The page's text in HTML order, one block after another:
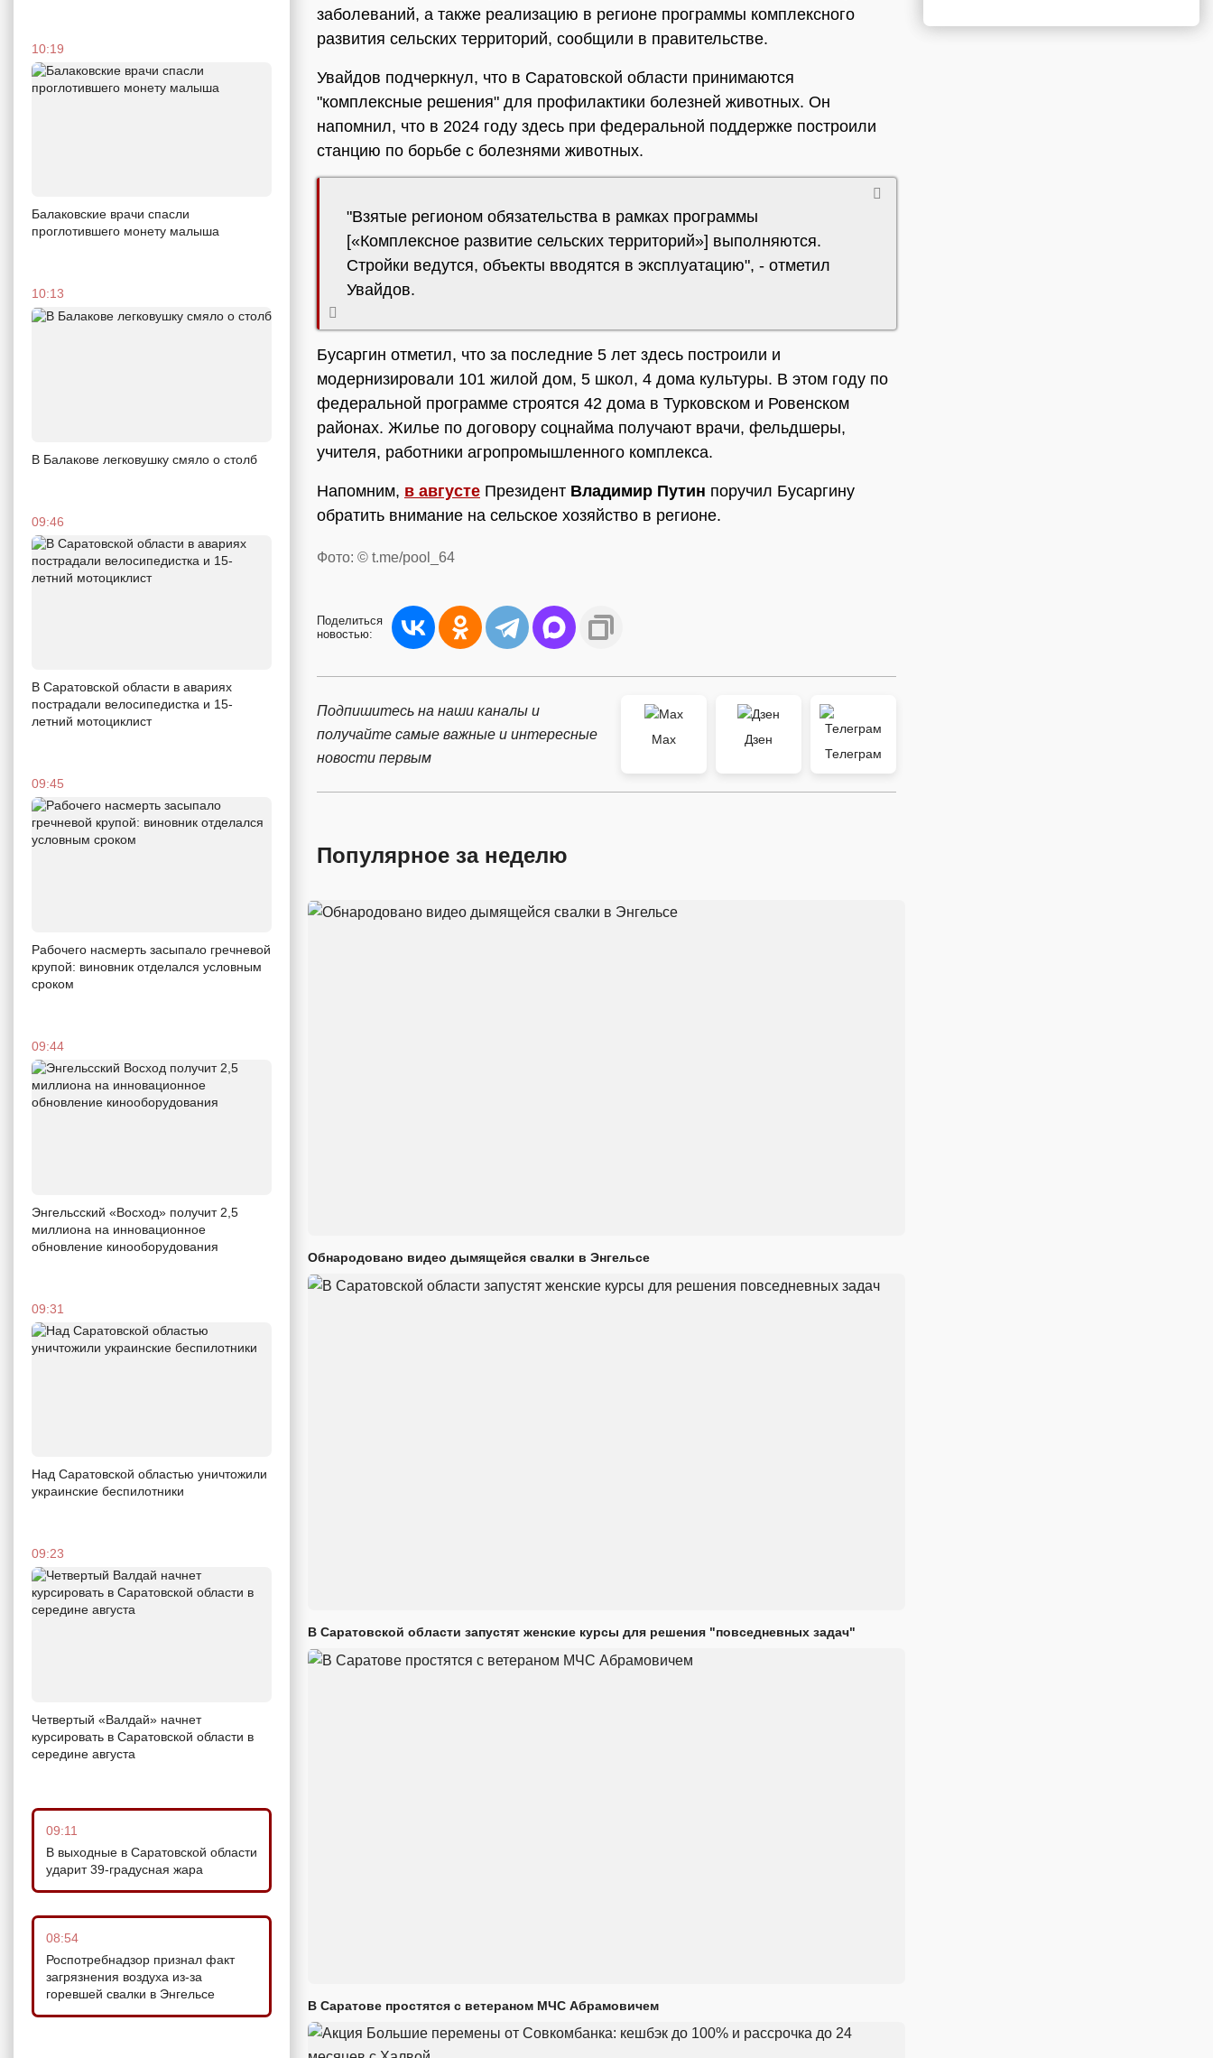
10:19
Балаковские врачи спасли
проглотившего монету малыша
10:13
В Балакове легковушку смяло о столб
09:46
В Саратовской области в авариях
пострадали велосипедистка и 15-
летний мотоциклист
09:45
Рабочего насмерть засыпало гречневой
крупой: виновник отделался условным
сроком
09:44
Энгельсский «Восход» получит 2,5
миллиона на инновационное
обновление кинооборудования
09:31
Над Саратовской областью уничтожили
украинские беспилотники
09:23
Четвертый «Валдай» начнет
курсировать в Саратовской области в
середине августа
09:11
В выходные в Саратовской области
ударит 39-градусная жара
08:54
Роспотребнадзор признал факт
загрязнения воздуха из-за
горевшей свалки в Энгельсе
заболеваний, а также реализацию в регионе программы комплексного
развития сельских территорий, сообщили в правительстве.
Увайдов подчеркнул, что в Саратовской области принимаются
"комплексные решения" для профилактики болезней животных. Он
напомнил, что в 2024 году здесь при федеральной поддержке построили
станцию по борьбе с болезнями животных.
"Взятые регионом обязательства в рамках программы
[«Комплексное развитие сельских территорий»] выполняются.
Стройки ведутся, объекты вводятся в эксплуатацию", - отметил
Увайдов.
Бусаргин отметил, что за последние 5 лет здесь построили и
модернизировали 101 жилой дом, 5 школ, 4 дома культуры. В этом году по
федеральной программе строятся 42 дома в Турковском и Ровенском
районах. Жилье по договору соцнайма получают врачи, фельдшеры,
учителя, работники агропромышленного комплекса.
Напомним, в августе Президент Владимир Путин поручил Бусаргину
обратить внимание на сельское хозяйство в регионе.
Фото: © t.me/pool_64
Поделиться
новостью:
Подпишитесь на наши каналы и
получайте самые важные и интересные
новости первым
Max
Дзен
Телеграм
Популярное за неделю
Обнародовано видео дымящейся свалки в Энгельсе
В Саратовской области запустят женские курсы для решения "повседневных задач"
В Саратове простятся с ветераном МЧС Абрамовичем